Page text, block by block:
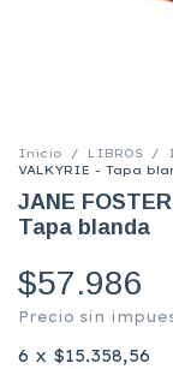
Inicio / LIBROS /
VALKYRIE - Tapa
JANE
Tapa blanda
$57.986
Precio sin
6 x $15.358,56